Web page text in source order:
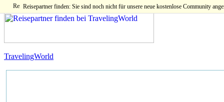
Reisepartner finden: Sie sind noch nicht für unsere neue kostenlose Community
TravelingWorld